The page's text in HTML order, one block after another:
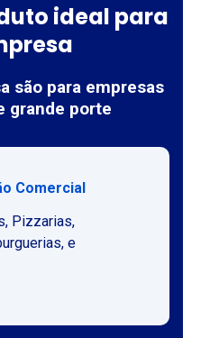
ideal para
são para empresas
grande porte
Comercial
Pizzarias,
e